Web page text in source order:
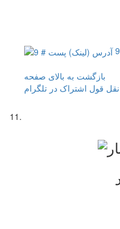
بازگشت به بالای صفحه
نقل قول اشتراک در تلگرام